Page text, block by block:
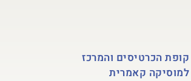
קופת הכרטיסים והמרכז
למוסיקה קאמרית